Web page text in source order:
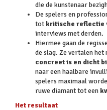
die de kunstenaar
De spelers en
tot kritische reflectie
interviews met derden.
Hiermee gaan de
de slag. Ze vertalen
concreet is en dicht
naar een haalbare
spelers maximaal
ruwe diamant tot een
Het resultaat